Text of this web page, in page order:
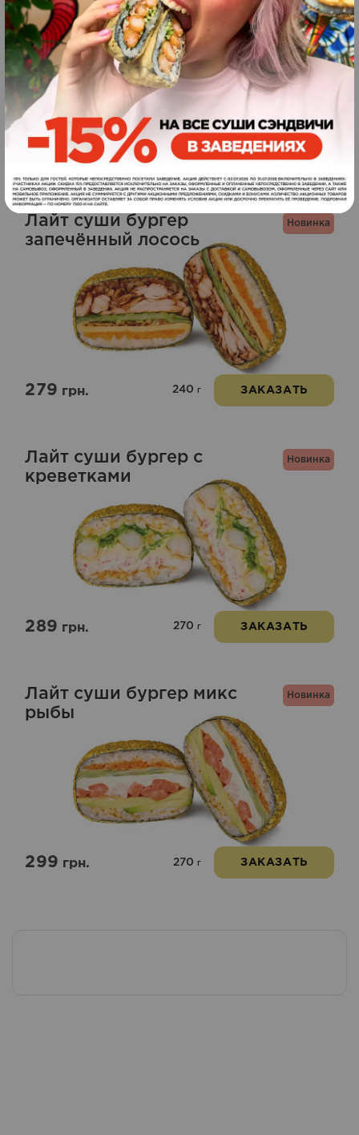
филадельфия
грн. 260 ЗАКАЗАТЬ
Новинка
Лайт суши бургер
запечённый лосось
279грн. 240 г ЗАКАЗАТЬ
Новинка
Лайт суши бургер с
креветками
289грн. 270 г ЗАКАЗАТЬ
Новинка
Лайт суши бургер микс
рыбы
299грн. 270 г ЗАКАЗАТЬ